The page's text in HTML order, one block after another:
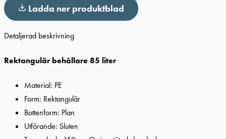
Ladda ner produktblad
Detaljerad beskrivning
Rektangulär behållare 85 liter
Material: PE
Form: Rektangulär
Bottenform: Plan
Utförande: Sluten